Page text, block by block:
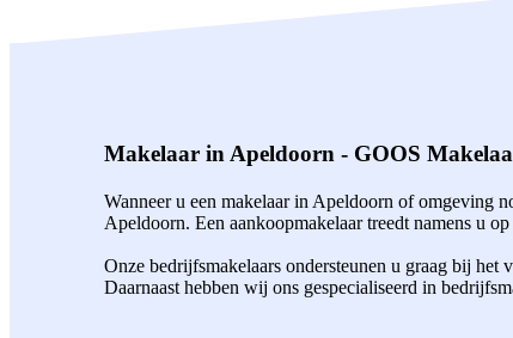
Makelaar in Apeldoorn - GOOS
Wanneer u een makelaar in Apeldoorn of omgeving
Apeldoorn. Een aankoopmakelaar treedt namens u
Onze bedrijfsmakelaars ondersteunen u graag bij
Daarnaast hebben wij ons gespecialiseerd in